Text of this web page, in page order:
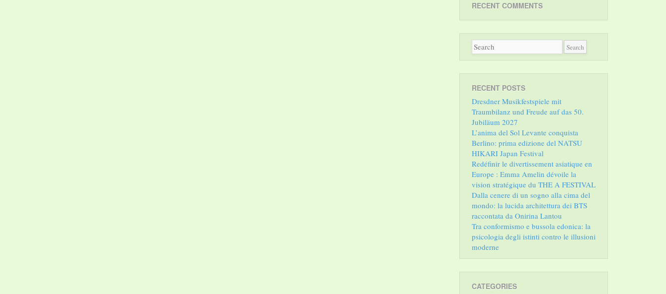
RECENT COMMENTS
RECENT POSTS
Dresdner Musikfestspiele mit
Traumbilanz und Freude auf das 50.
Jubiläum 2027
L’anima del Sol Levante conquista
Berlino: prima edizione del NATSU
HIKARI Japan Festival
Redéfinir le divertissement asiatique en
Europe : Emma Amelin dévoile la
vision stratégique du THE A FESTIVAL
Dalla cenere di un sogno alla cima del
mondo: la lucida architettura dei BTS
raccontata da Onirina Lantou
Tra conformismo e bussola edonica: la
psicologia degli istinti contro le illusioni
moderne
CATEGORIES